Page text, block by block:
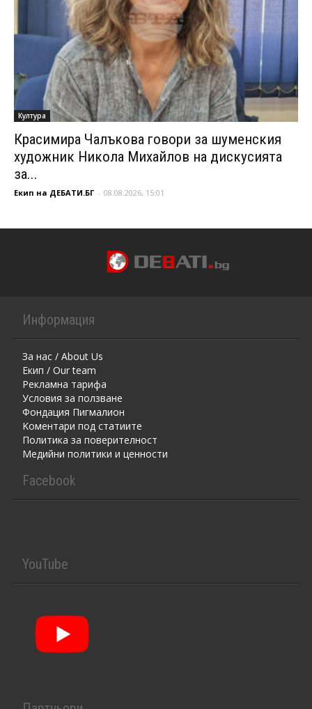
Култура
Красимира Чалъкова говори за шуменския
художник Никола Михайлов на дискусията
за...
Екип на ДЕБАТИ.БГ - 08.08.2026, 15:01
Информация
За нас / About Us
Екип / Our team
Рекламна тарифа
Условия за ползване
Фондация Пигмалион
Kоментaри под статиите
Политика за поверителност
Медийни политики и ценности
Facebook
YouTube